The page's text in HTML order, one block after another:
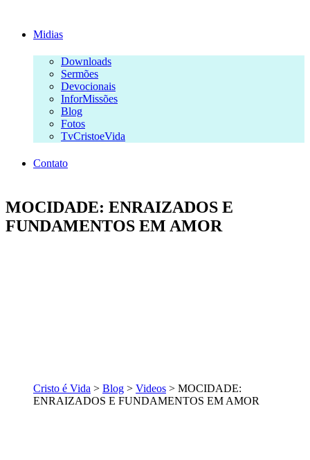
Midias
Downloads
Sermões
Devocionais
InforMissões
Blog
Fotos
TvCristoeVida
Contato
MOCIDADE: ENRAIZADOS E
FUNDAMENTOS EM AMOR
Cristo é Vida > Blog > Videos > MOCIDADE:
ENRAIZADOS E FUNDAMENTOS EM AMOR